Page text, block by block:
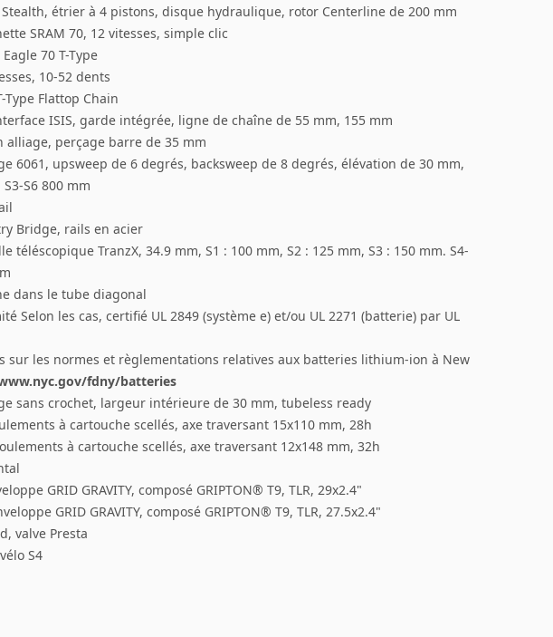
Stealth, étrier à 4 pistons, disque hydraulique, rotor Centerline de 200 mm
SRAM 70, 12 vitesses, simple clic
70 T-Type
10-52 dents
Type Flattop Chain
ISIS, garde intégrée, ligne de chaîne de 55 mm, 155 mm
alliage, perçage barre de 35 mm
6061, upsweep de 6 degrés, backsweep de 8 degrés, élévation de 30 mm,
S6 800 mm
Bridge, rails en acier
téléscopique TranzX, 34.9 mm, S1 : 100 mm, S2 : 125 mm, S3 : 150 mm. S4-
dans le tube diagonal
Selon les cas, certifié UL 2849 (système e) et/ou UL 2271 (batterie) par UL
sur les normes et règlementations relatives aux batteries lithium-ion à New
fdny/batteries
sans crochet, largeur intérieure de 30 mm, tubeless ready
à cartouche scellés, axe traversant 15x110 mm, 28h
à cartouche scellés, axe traversant 12x148 mm, 32h
GRID GRAVITY, composé GRIPTON® T9, TLR, 29x2.4"
GRID GRAVITY, composé GRIPTON® T9, TLR, 27.5x2.4"
valve Presta
S4